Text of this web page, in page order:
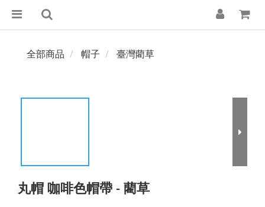
全部商品 帽子 臺灣藺草
丸帽 咖啡色帽帶 - 藺草